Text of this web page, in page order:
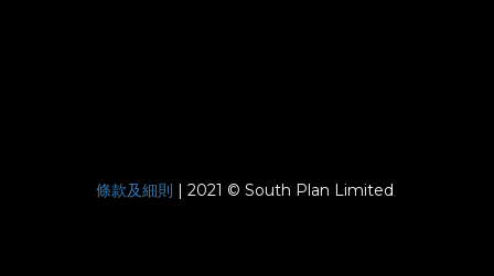
條款及細則 | 2021 © South Plan Limited